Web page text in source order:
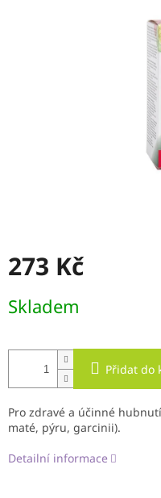
273 Kč
cena:
Skladem
Přidat do
Pro zdravé a účinné
maté, pýru, garcinii).
Detailní informace